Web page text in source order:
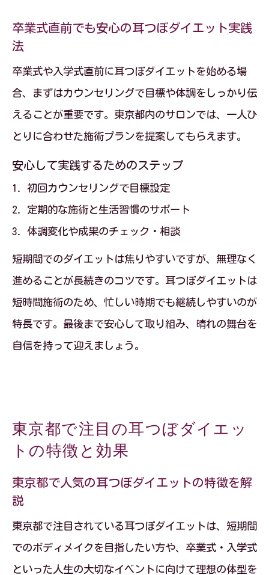
卒業式直前でも安心の耳つぼダイエット実践
法
卒業式や入学式直前に耳つぼダイエットを始める場
合、まずはカウンセリングで目標や体調をしっかり伝
えることが重要です。東京都内のサロンでは、一人ひ
とりに合わせた施術プランを提案してもらえます。
安心して実践するためのステップ
初回カウンセリングで目標設定
定期的な施術と生活習慣のサポート
体調変化や成果のチェック・相談
短期間でのダイエットは焦りやすいですが、無理なく
進めることが長続きのコツです。耳つぼダイエットは
短時間施術のため、忙しい時期でも継続しやすいのが
特長です。最後まで安心して取り組み、晴れの舞台を
自信を持って迎えましょう。
東京都で注目の耳つぼダイエッ
トの特徴と効果
東京都で人気の耳つぼダイエットの特徴を解
説
東京都で注目されている耳つぼダイエットは、短期間
でのボディメイクを目指したい方や、卒業式・入学式
といった人生の大切なイベントに向けて理想の体型を